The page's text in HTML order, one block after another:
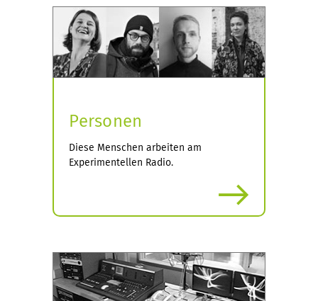
Personen
Diese Menschen arbeiten am
Experimentellen Radio.